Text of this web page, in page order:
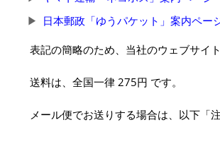
日本郵政「ゆうパケット」案内ペー
表記の簡略のため、当社のウェブサイ
送料は、全国一律 275円 です。
メール便でお送りする場合は、以下「